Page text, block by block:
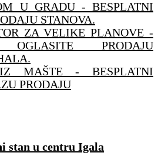
U GRADU - BESPLATNI
STANOVA.
ZA VELIKE PLANOVE -
OGLASITE PRODAJU
MAŠTE - BESPLATNI
PRODAJU
stan u centru Igala